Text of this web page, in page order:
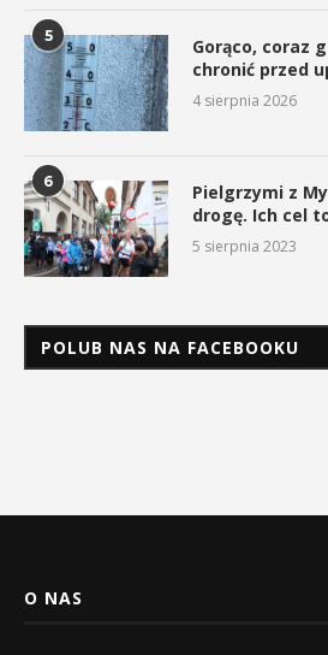
5
Gorąco, coraz
chronić przed
4 sierpnia 2026
6
Pielgrzymi z
drogę. Ich cel
5 sierpnia 2023
POLUB NAS NA FACEBOOKU
O NAS